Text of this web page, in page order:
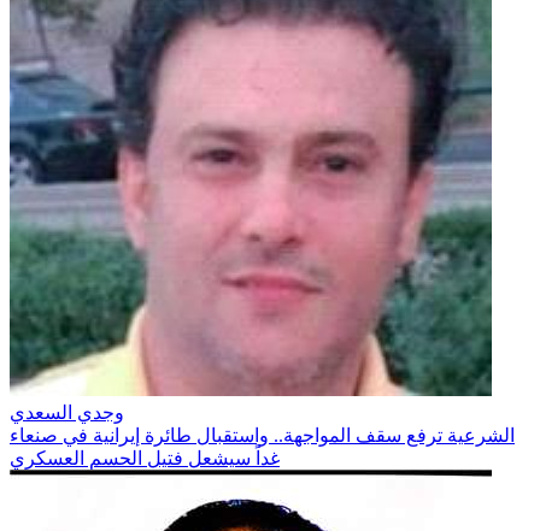
وجدي السعدي
الشرعية ترفع سقف المواجهة.. واستقبال طائرة إيرانية في صنعاء
غداً سيشعل فتيل الحسم العسكري